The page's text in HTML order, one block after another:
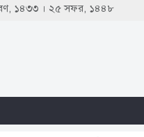
১৪৩৩ । ২৫ সফর, ১৪৪৮